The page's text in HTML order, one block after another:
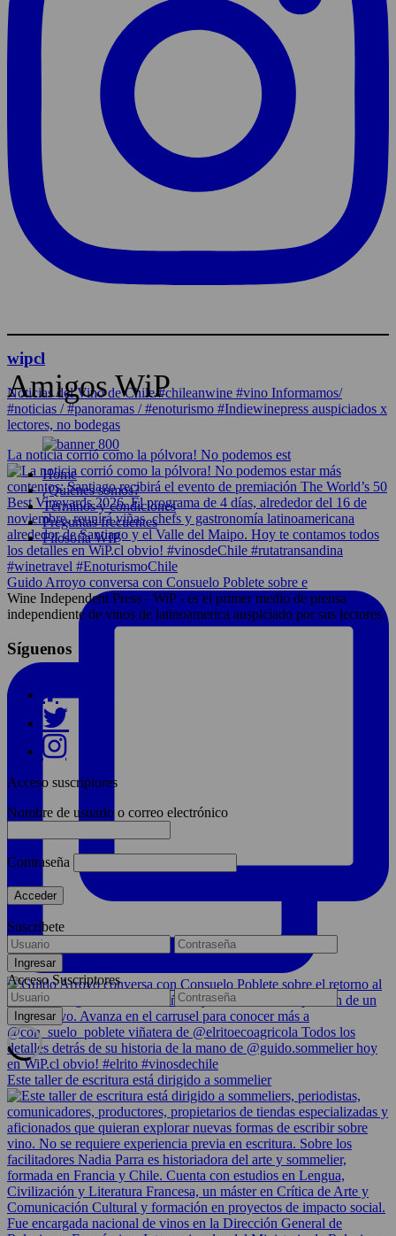
wipcl
Noticias del Vino de Chile/#chileanwine #vino Informamos/
#noticias / #panoramas / #enoturismo #Indiewinepress auspiciados x
lectores, no bodegas
La noticia corrió como la pólvora! No podemos est
Guido Arroyo conversa con Consuelo Poblete sobre e
Este taller de escritura está dirigido a sommelier
Amigos WiP
Home
¿Quiénes somos?
Términos y condiciones
Preguntas frecuentes
Filosofía WIP
Wine Independent Press - WiP - es el primer medio de prensa
independiente de vinos de latinoamerica auspiciado por sus lectores.
Síguenos
Acceso suscriptores
Nombre de usuario o correo electrónico
Contraseña
Suscríbete
Acceso Suscriptores